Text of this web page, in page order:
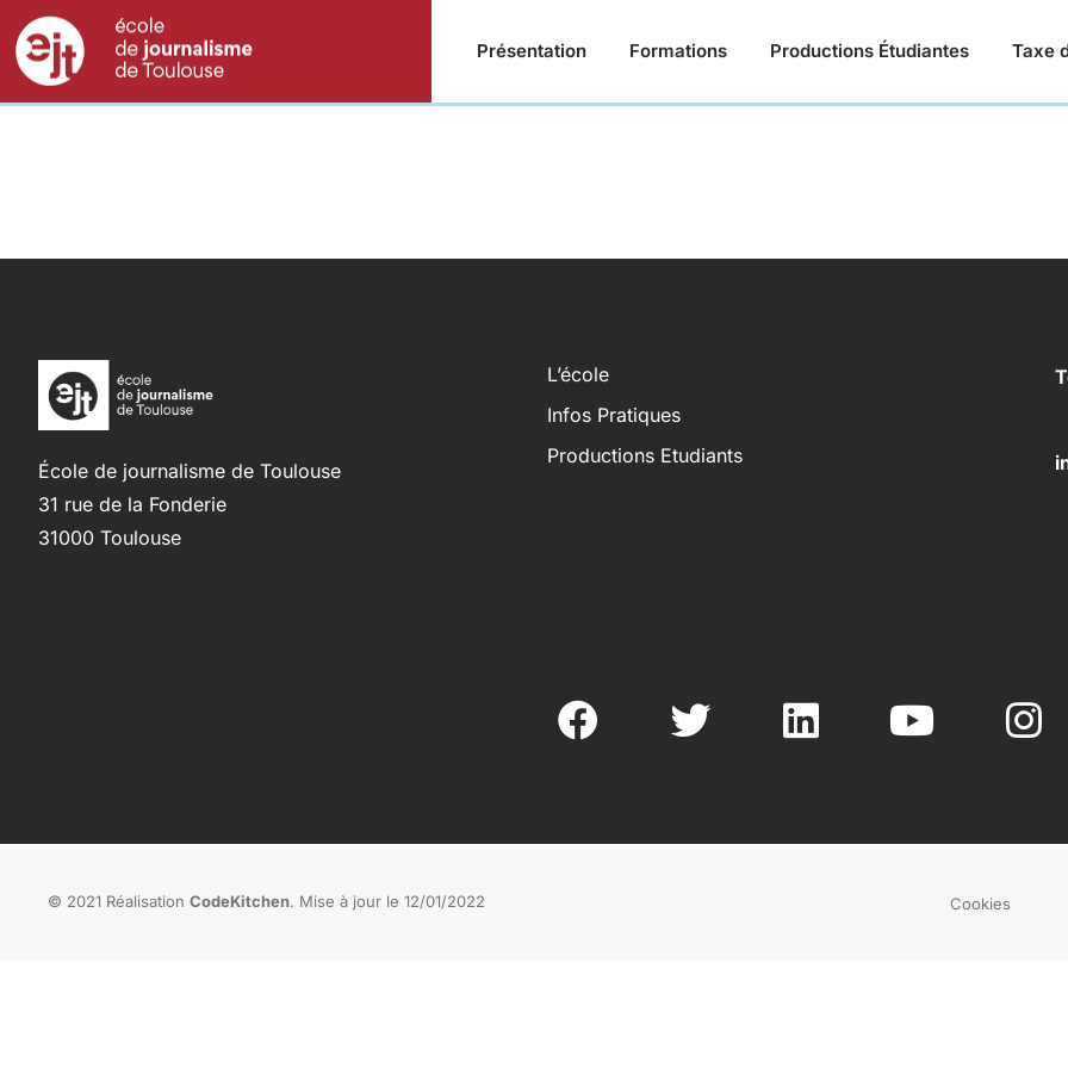
Présentation Formations Productions Étudiantes Taxe
École de journalisme de Toulouse
31 rue de la Fonderie
31000 Toulouse
L’école
Infos Pratiques
Productions Etudiants
© 2021 Réalisation CodeKitchen. Mise à jour le 12/01/2022 Cookies